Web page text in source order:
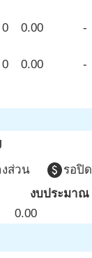
0 0.00 -
0 0.00 -
งส่วน paidรอปิด
งบประมาณ
0.00